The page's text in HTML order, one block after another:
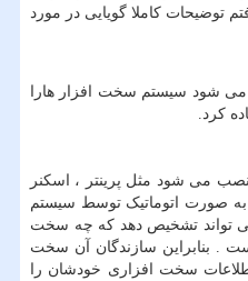
توضیحات کاملا گویایی در مورد
می شود سیستم سخت افزار هارا
کرد.
می شود مثل پرینتر ، اسکنر
صورت اتوماتیک توسط سیستم
تواند تشخیص دهد که چه سخت
. بنابراین سازندگان آن سخت
سخت افزاری خودشان را